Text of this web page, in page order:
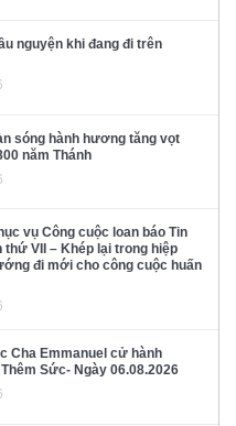
nguyện khi đang đi trên
sóng hành hương tăng vọt
năm Thánh
vụ Công cuộc loan báo Tin
thứ VII – Khép lại trong hiệp
đi mới cho công cuộc huấn
Cha Emmanuel cử hành
Sức- Ngày 06.08.2026